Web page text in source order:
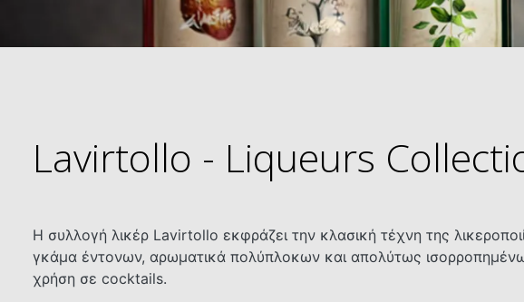
Lavirtollo - Liqueurs
Η συλλογή λικέρ Lavirtollo εκφράζει την κλασική τέχνη της
γκάμα έντονων, αρωματικά πολύπλοκων και απολύτως
χρήση σε cocktails.